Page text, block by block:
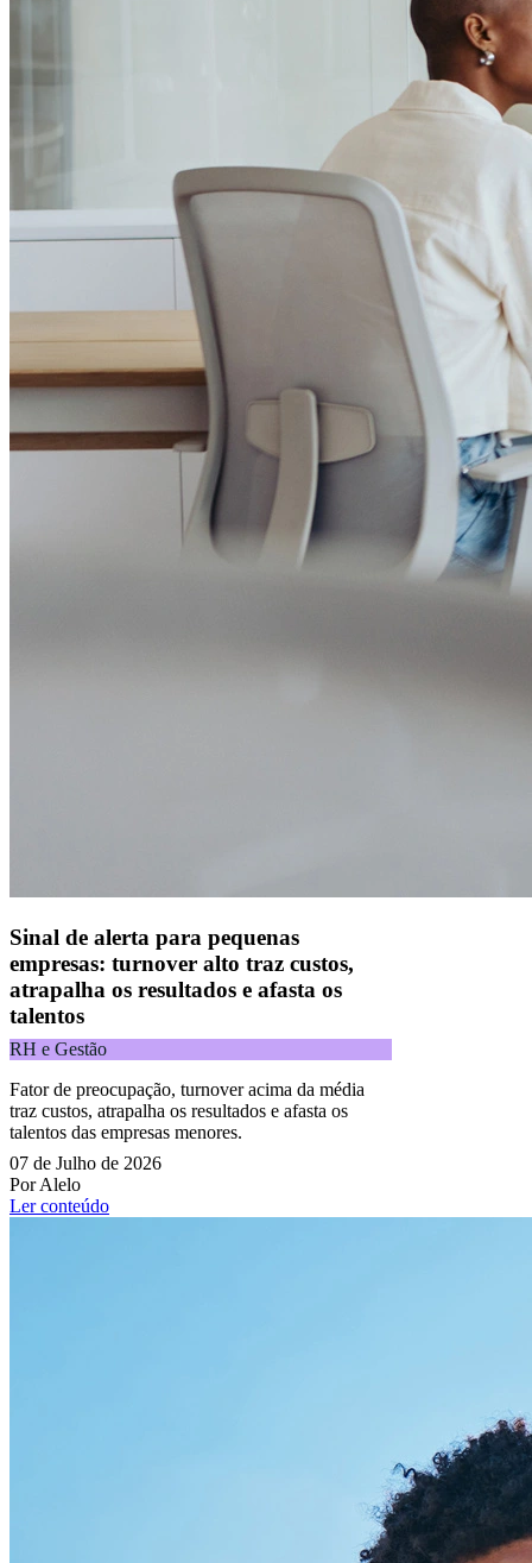
Sinal de alerta para pequenas
empresas: turnover alto traz custos,
atrapalha os resultados e afasta os
talentos
RH e Gestão
Fator de preocupação, turnover acima da média
traz custos, atrapalha os resultados e afasta os
talentos das empresas menores.
07 de Julho de 2026
Por Alelo
Ler conteúdo
Institucional
Código Corporativo de Conduta Ética
Compromisso com o Meio Ambiente
Educação Financeira
Governança Corporativa
Política de Prevenção à Lavagem de Dinheiro
Política de Privacidade
Política de Segurança da Informação
Relatório de Transparência Salarial
Regulamento do Arranjo PAT
Soluções
Alelo Tudo Alelo Pod Gestão de VT
Soluções de Pagamentos
CNPJ 04.740.876/0001-25 | Alameda Xingu, 512, 3º, 4º e 16º (parte)
andares, Alphaville, Barueri/SP | CEP 06455-030